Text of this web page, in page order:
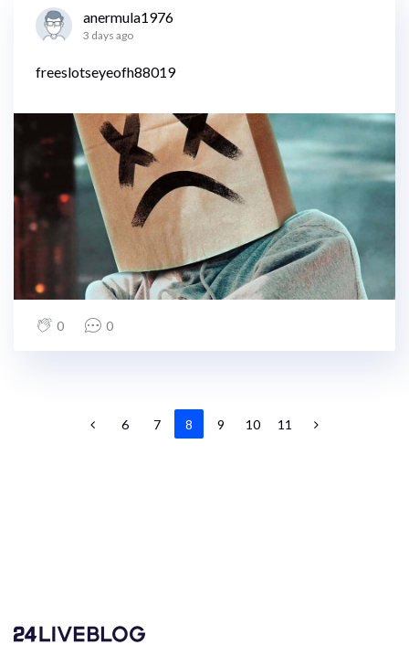
anermula1976
3 days ago
freeslotseyeofh88019
0 0
6 7 8 9 10 11